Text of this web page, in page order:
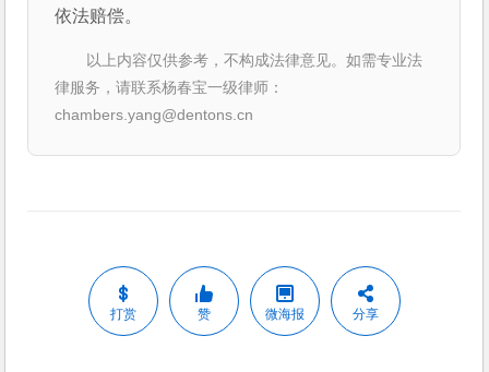
依法赔偿。
以上内容仅供参考，不构成法律意见。如需专业法
律服务，请联系杨春宝一级律师：
chambers.yang@dentons.cn
打赏 赞 微海报 分享